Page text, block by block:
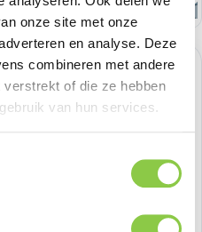
onze site met onze
en analyse. Deze
combineren met andere
of die ze hebben
van hun services.
Voer de